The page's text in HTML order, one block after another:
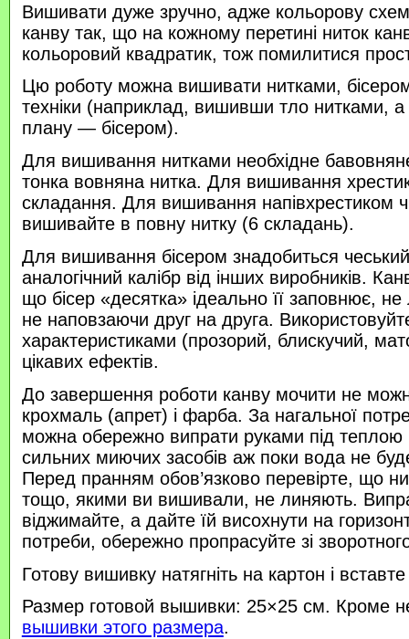
Вишивати дуже зручно, адже кольорову
канву так, що на кожному перетині ниток
кольоровий квадратик, тож помилитися
Цю роботу можна вишивати нитками, бісером
техніки (наприклад, вишивши тло нитками, а
плану — бісером).
Для вишивання нитками необхідне
тонка вовняна нитка. Для вишивання
складання. Для вишивання напівхрестиком
вишивайте в повну нитку (6 складань).
Для вишивання бісером знадобиться
аналогічний калібр від інших виробників.
що бісер «десятка» ідеально її заповнює,
не наповзаючи друг на друга.
характеристиками (прозорий, блискучий,
цікавих ефектів.
До завершення роботи канву мочити не
крохмаль (апрет) і фарба. За нагальної
можна обережно випрати руками під
сильних миючих засобів аж поки вода не
Перед пранням обов’язково перевірте, що
тощо, якими ви вишивали, не линяють.
віджимайте, а дайте їй висохнути на
потреби, обережно пропрасуйте зі
Готову вишивку натягніть на картон і
Размер готовой вышивки: 25×25 см. Кроме
вышивки этого размера.